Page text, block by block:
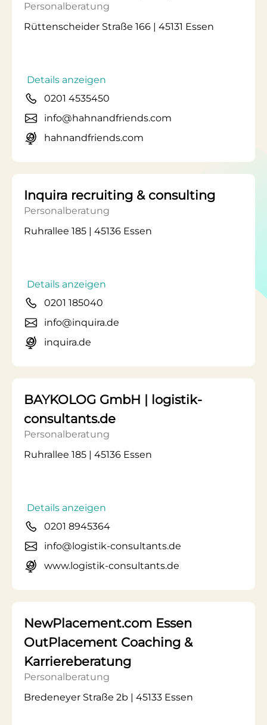
Personalberatung
Rüttenscheider Straße 166 | 45131 Essen
Details anzeigen
0201 4535450
info@hahnandfriends.com
hahnandfriends.com
Inquira recruiting & consulting
Personalberatung
Ruhrallee 185 | 45136 Essen
Details anzeigen
0201 185040
info@inquira.de
inquira.de
BAYKOLOG GmbH | logistik-
consultants.de
Personalberatung
Ruhrallee 185 | 45136 Essen
Details anzeigen
0201 8945364
info@logistik-consultants.de
www.logistik-consultants.de
NewPlacement.com Essen
OutPlacement Coaching &
Karriereberatung
Personalberatung
Bredeneyer Straße 2b | 45133 Essen